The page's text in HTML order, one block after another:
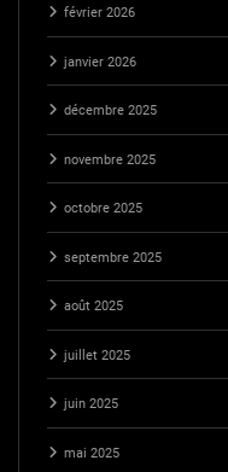
février 2026
janvier 2026
décembre 2025
novembre 2025
octobre 2025
septembre 2025
août 2025
juillet 2025
juin 2025
mai 2025